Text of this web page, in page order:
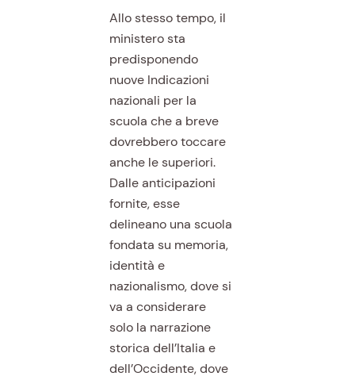
Allo stesso tempo, il
ministero sta
predisponendo
nuove Indicazioni
nazionali per la
scuola che a breve
dovrebbero toccare
anche le superiori.
Dalle anticipazioni
fornite, esse
delineano una scuola
fondata su memoria,
identità e
nazionalismo, dove si
va a considerare
solo la narrazione
storica dell’Italia e
dell’Occidente, dove